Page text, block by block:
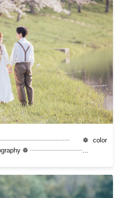
❁ color
❁ ┈┈┈┈┈┈┈┈...